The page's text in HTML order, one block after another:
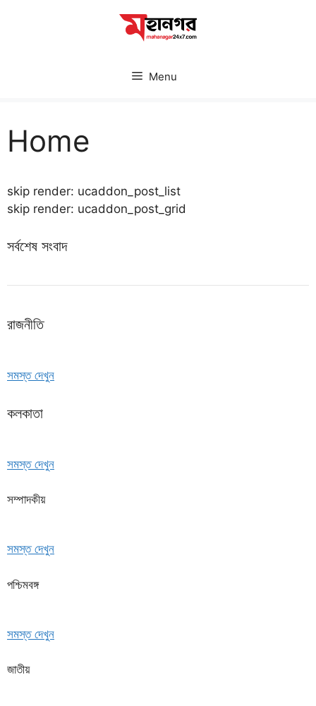
Menu
Home
skip render: ucaddon_post_list
skip render: ucaddon_post_grid
সর্বশেষ সংবাদ
রাজনীতি
সমস্ত দেখুন
কলকাতা
সমস্ত দেখুন
সম্পাদকীয়
সমস্ত দেখুন
পশ্চিমবঙ্গ
সমস্ত দেখুন
জাতীয়